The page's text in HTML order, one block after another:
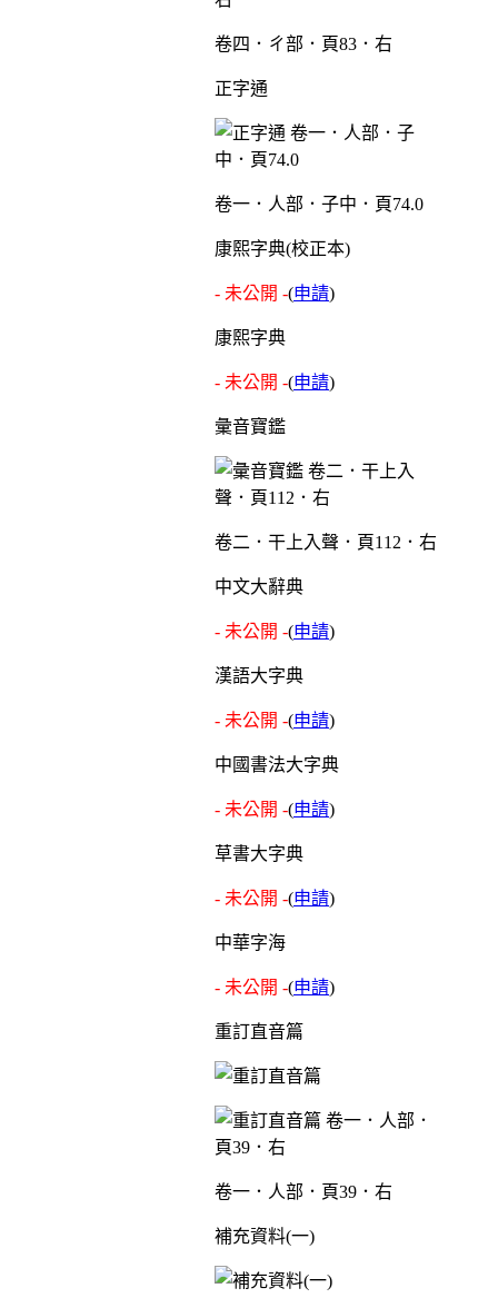
卷四．ㄔ部．頁83．右
正字通
卷一．人部．子中．頁74.0
康熙字典(校正本)
- 未公開 -(申請)
康熙字典
- 未公開 -(申請)
彙音寶鑑
卷二．干上入聲．頁112．右
中文大辭典
- 未公開 -(申請)
漢語大字典
- 未公開 -(申請)
中國書法大字典
- 未公開 -(申請)
草書大字典
- 未公開 -(申請)
中華字海
- 未公開 -(申請)
重訂直音篇
卷一．人部．頁39．右
補充資料(一)